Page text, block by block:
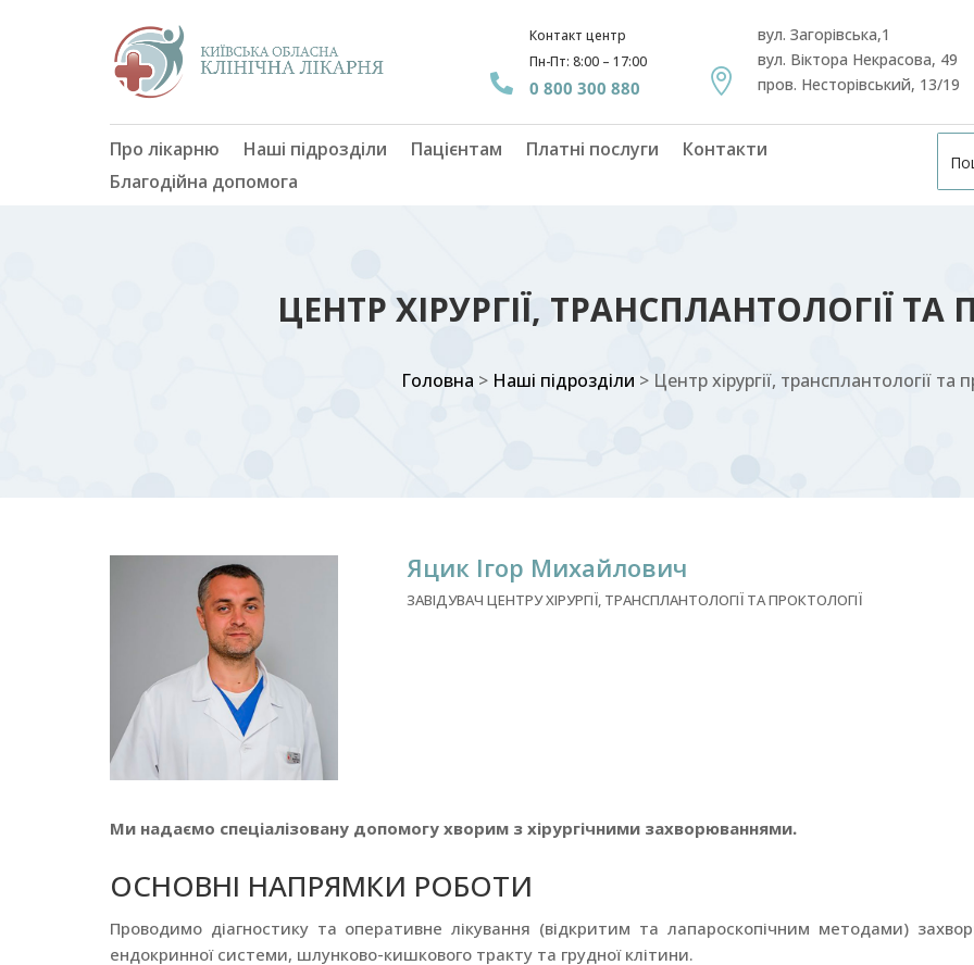

Контакт центр
Пн-Пт: 8:00 – 17:00
0 800 300 880 
вул. Загорівська,1
вул. Віктора Некрасова, 49
пров. Несторівський, 13/19
Про лікарню Наші підрозділи Пацієнтам Платні послуги
Контакти
Благодійна допомога
ЦЕНТР ХІРУРГІЇ, ТРАНСПЛАНТОЛОГІЇ ТА
Головна > Наші підрозділи > Центр хірургії, трансплантології та
Яцик Ігор Михайлович
ЗАВІДУВАЧ ЦЕНТРУ ХІРУРГІЇ, ТРАНСПЛАНТОЛОГІЇ ТА ПРОКТОЛОГІЇ
Ми надаємо спеціалізовану допомогу хворим з хірургічними захворюваннями.
ОСНОВНІ НАПРЯМКИ РОБОТИ
Проводимо діагностику та оперативне лікування (відкритим та лапароскопічним методами)
ендокринної системи, шлунково-кишкового тракту та грудної клітини.